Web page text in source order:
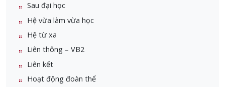
Sau đại học
Hệ vừa làm vừa học
Hệ từ xa
Liên thông – VB2
Liên kết
Hoạt động đoàn thể